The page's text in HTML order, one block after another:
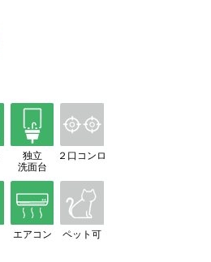
独立
洗面台
２口コンロ
エアコン ペット可